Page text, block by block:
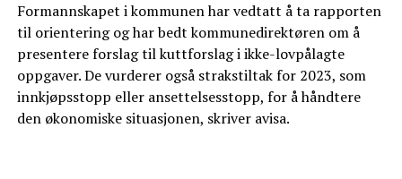
Formannskapet i kommunen har vedtatt å ta rapporten
til orientering og har bedt kommunedirektøren om å
presentere forslag til kuttforslag i ikke-lovpålagte
oppgaver. De vurderer også strakstiltak for 2023, som
innkjøpsstopp eller ansettelsesstopp, for å håndtere
den økonomiske situasjonen, skriver avisa.